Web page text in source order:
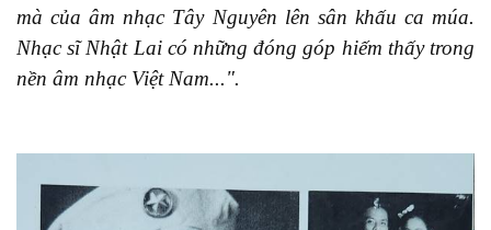
mà của âm nhạc Tây Nguyên lên sân khấu ca múa.
Nhạc sĩ Nhật Lai có những đóng góp hiếm thấy trong
nền âm nhạc Việt Nam...".